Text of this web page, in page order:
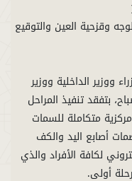
وقزحية العين والتوقيع
ووزير الداخلية ووزير
بتفقد تنفيذ المراحل
متكاملة للسمات
أصابع اليد والكف
لكافة الأفراد والذي